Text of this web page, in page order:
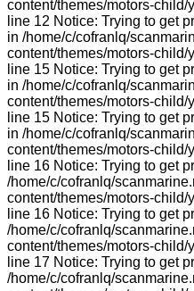
content/themes/motors-
line 12 Notice: Trying to get
in /home/c/cofranlq/
content/themes/motors-
line 15 Notice: Trying to get
in /home/c/cofranlq/
content/themes/motors-
line 15 Notice: Trying to get
in /home/c/cofranlq/
content/themes/motors-
line 16 Notice: Trying to get
/home/c/cofranlq/
content/themes/motors-
line 16 Notice: Trying to get
/home/c/cofranlq/
content/themes/motors-
line 17 Notice: Trying to get
/home/c/cofranlq/